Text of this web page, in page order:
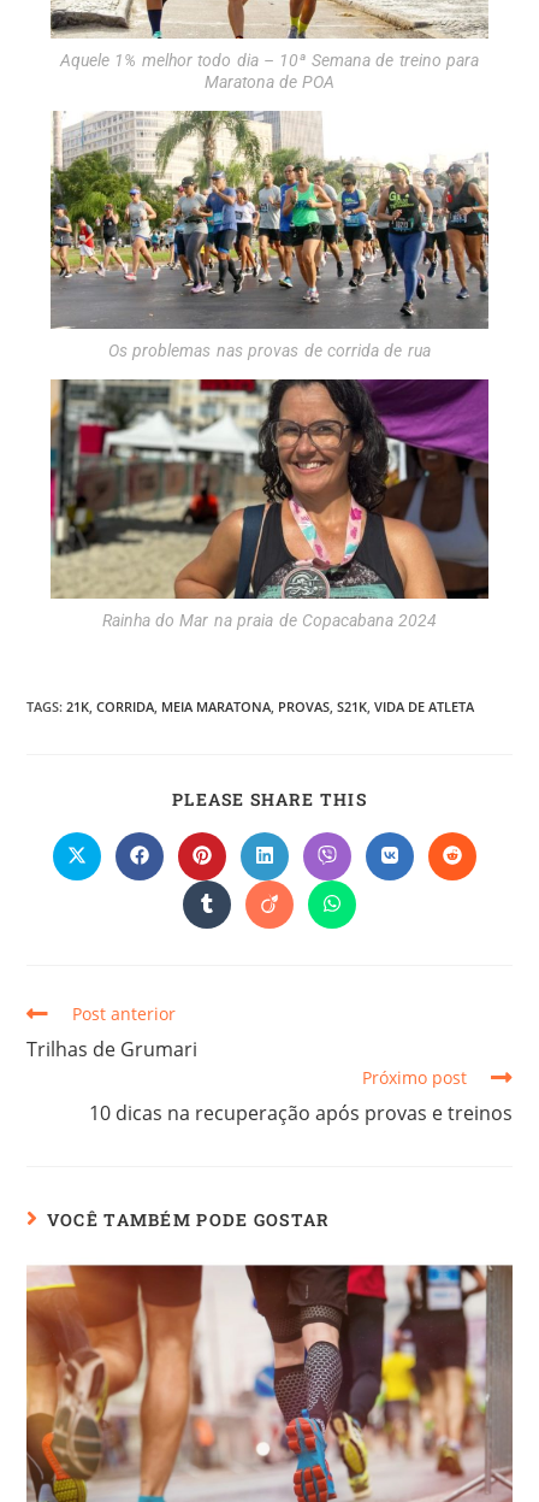
Aquele 1% melhor todo dia – 10ª Semana de treino para
Maratona de POA
Os problemas nas provas de corrida de rua
Rainha do Mar na praia de Copacabana 2024
TAGS:21K, CORRIDA, MEIA MARATONA, PROVAS, S21K, VIDA DE ATLETA
PLEASE SHARE THIS
Post anterior
Trilhas de Grumari
Próximo post
10 dicas na recuperação após provas e treinos
VOCÊ TAMBÉM PODE GOSTAR